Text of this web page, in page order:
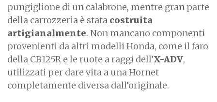
pungiglione di un calabrone, mentre gran parte
della carrozzeria è stata costruita
artigianalmente. Non mancano componenti
provenienti da altri modelli Honda, come il faro
della CB125R e le ruote a raggi dell’X-ADV,
utilizzati per dare vita a una Hornet
completamente diversa dall’originale.